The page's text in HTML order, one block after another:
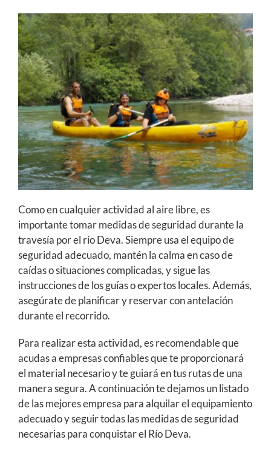
Como en cualquier actividad al aire libre, es
importante tomar medidas de seguridad durante la
travesía por el río Deva. Siempre usa el equipo de
seguridad adecuado, mantén la calma en caso de
caídas o situaciones complicadas, y sigue las
instrucciones de los guías o expertos locales. Además,
asegúrate de planificar y reservar con antelación
durante el recorrido.
Para realizar esta actividad, es recomendable que
acudas a empresas confiables que te proporcionará
el material necesario y te guiará en tus rutas de una
manera segura. A continuación te dejamos un listado
de las mejores empresa para alquilar el equipamiento
adecuado y seguir todas las medidas de seguridad
necesarias para conquistar el Río Deva.